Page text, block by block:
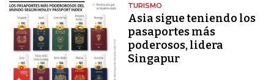
TURISMO
Asia sigue teniendo los
pasaportes más
poderosos, lidera
Singapur